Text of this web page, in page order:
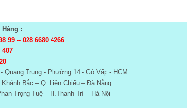
Hàng :
99 -- 028 6680 4266
407
Quang Trung - Phường 14 - Gò Vấp - HCM
Bắc – Q. Liên Chiểu – Đà Nẵng
Trọng Tuệ – H.Thanh Trì – Hà Nội